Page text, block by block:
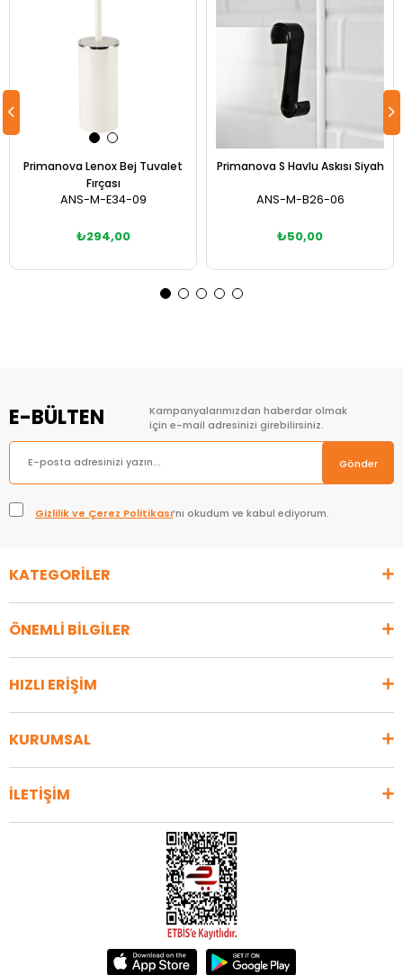
Primanova Lenox Bej Tuvalet
Fırçası
ANS-M-E34-09
₺294,00
Primanova S Havlu Askısı Siyah
ANS-M-B26-06
₺50,00
E-BÜLTEN
Kampanyalarımızdan haberdar olmak
için e-mail adresinizi girebilirsiniz.
Gönder
Gizlilik ve Çerez Politikası’nı okudum ve kabul ediyorum.
KATEGORİLER
ÖNEMLİ BİLGİLER
HIZLI ERİŞİM
KURUMSAL
İLETİŞİM